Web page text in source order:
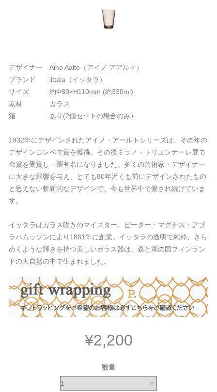
デザイナー Aino Aalto（アイノ アアルト）
ブランド iittala（イッタラ）
サイズ 約Ф80×H110mm (約330ml)
素材 ガラス
箱 あり(2個セットの場合のみ）
1932年にデザインされたアイノ・アールトシリーズは、その年の
デザインコンペで賞を獲得、その後ミラノ・トリエンナーレ展で
金賞を受賞し一躍有名になりました。多くの芸術家・デザイナー
に大きな影響を与え、とても80年近くも前にデザインされたもの
と思えない斬新的なデザインで、今も世界中で愛され続けていま
す。
イッタラはガラス吹きのマイスター、ピーター・マグナス・アブ
ラハムッソンにより1881年に創業。イッタラの透明で純粋、きら
めくような輝きを持つ美しいガラス器は、森と湖の国フィンラン
ドの大自然の中で生まれました。
¥2,200
数量